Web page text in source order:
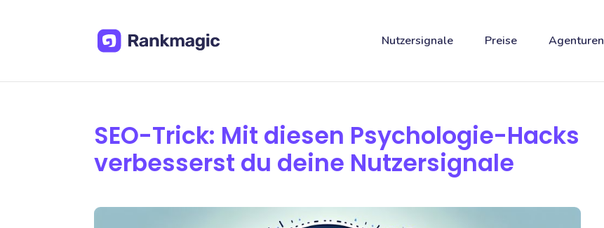
Nutzersignale Preise Agenturen
SEO-Trick: Mit diesen Psychologie-Hacks
verbesserst du deine Nutzersignale